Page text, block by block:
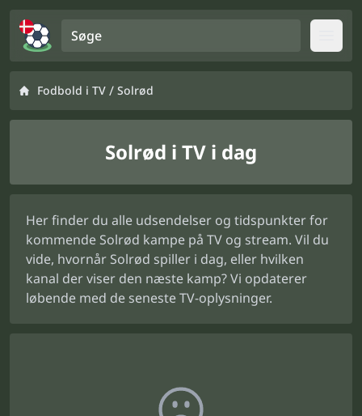
Fodbold i TV / Solrød
Solrød i TV i dag
Her finder du alle udsendelser og tidspunkter for
kommende Solrød kampe på TV og stream. Vil du
vide, hvornår Solrød spiller i dag, eller hvilken
kanal der viser den næste kamp? Vi opdaterer
løbende med de seneste TV-oplysninger.